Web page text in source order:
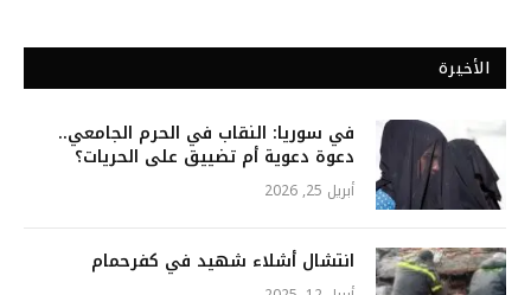
الأخيرة
في سوريا: النقاب في الحرم الجامعي..
دعوة دعوية أم تضييق على الحريات؟
أبريل 25, 2026
انتشال أشلاء شهيد في كفرحمام